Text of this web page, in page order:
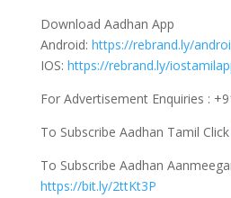
Download Aadhan App
Android: https://rebrand.ly/
IOS: https://rebrand.ly/
For Advertisement Enquiries :
To Subscribe Aadhan Tamil Click
To Subscribe Aadhan
https://bit.ly/2ttKt3P